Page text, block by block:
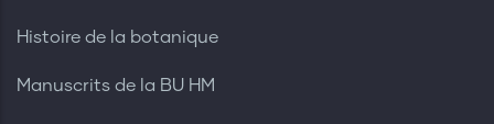
Histoire de la botanique
Manuscrits de la BU HM